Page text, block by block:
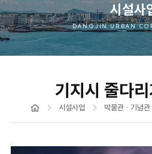
시설사
DANGJIN URBAN
기지시 줄다
시설사업 박물관 · 기념관